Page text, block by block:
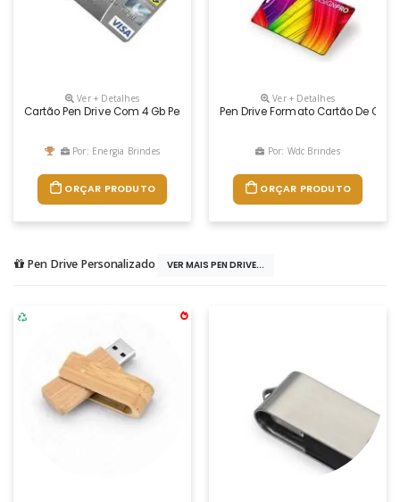
Ver + Detalhes
Cartão Pen Drive Com 4 Gb Personalizado
Por: Energia Brindes
ORÇAR PRODUTO
Ver + Detalhes
Pen Drive Formato Cartão De
Por: Wdc Brindes
ORÇAR PRODUTO
Pen Drive Personalizado VER MAIS PEN DRIVE...